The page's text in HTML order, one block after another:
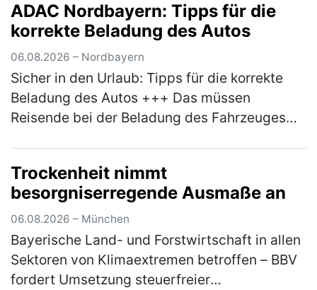
Herausforderungen stabilisiert •
Spezialmaschine erneue…(mehr)
ADAC Nordbayern: Tipps für die
korrekte Beladung des Autos
06.08.2026 – Nordbayern
Sicher in den Urlaub: Tipps für die korrekte
Beladung des Autos +++ Das müssen
Reisende bei der Beladung des Fahrzeuges
(mehr)
Trockenheit nimmt
besorgniserregende Ausmaße an
06.08.2026 – München
Bayerische Land- und Forstwirtschaft in allen
Sektoren von Klimaextremen betroffen – BBV
fordert Umsetzung steuerfreier